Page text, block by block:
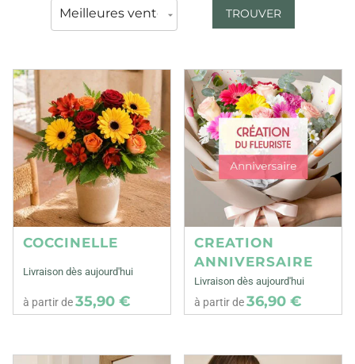
TROUVER
COCCINELLE
Livraison dès aujourd'hui
à partir de35,90 €
CREATION
ANNIVERSAIRE
Livraison dès aujourd'hui
à partir de36,90 €